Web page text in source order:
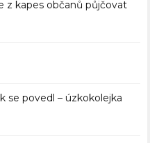
z kapes občanů půjčovat
se povedl – úzkokolejka